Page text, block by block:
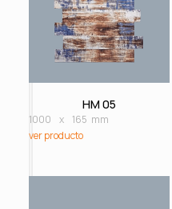
HM 05
1000 x 165 mm
ver producto